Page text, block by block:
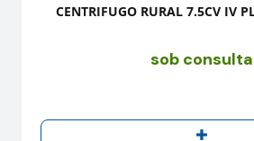
CENTRIFUGO RURAL 7.5CV IV
sob consulta